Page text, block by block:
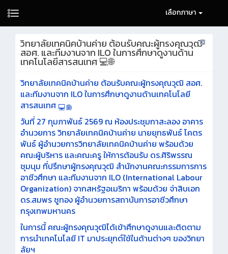
เลือกภาษา
วิทยาลัยเทคนิคบ้านค่าย ต้อนรับคณะผู้ทรงคุณวุฒิ
สอศ. และทีมงานจาก ILO ในการศึกษาดูงานด้าน
เทคโนโลยีสารสนเทศ 💻🌐
วิทยาลัยเทคนิคบ้านค่าย ต้อนรับคณะผู้ทรงคุณวุฒิ สอศ.
และทีมงานจาก ILO ในการศึกษาดูงานด้านเทคโนโลยี
สารสนเทศ
วันที่ 27 กุมภาพันธ์ 2569 ณ ห้องประชุมกาสะลอง อาคาร
อำนวยการ วิทยาลัยเทคนิคบ้านค่าย นายยุทธพันธ์ โคตร
พันธ์ ผู้อำนวยการวิทยาลัยเทคนิคบ้านค่าย พร้อมด้วย
คณะผู้บริหาร และคณะครู ให้การต้อนรับ ดร.ศิริพรรณ
ชุมนุม ที่ปรึกษาผู้ทรงคุณวุฒิ สำนักงานคณะกรรมการการ
อาชีวศึกษา และทีมงานจาก ILO (International Labour
Organization) จากสหรัฐอเมริกา พร้อมด้วย จ่าสิบเอก
ดร.สมพร ชูทอง ผู้อำนวยการสถาบันการอาชีวศึกษา
กรุงเทพมหานคร
ในการนี้ คณะผู้ทรงคุณวุฒิได้เข้าศึกษาดูงานและติดตาม
การนำเทคโนโลยี IT มาประยุกต์ใช้ในด้านต่างๆ ของวิทยา
ลัยฯ